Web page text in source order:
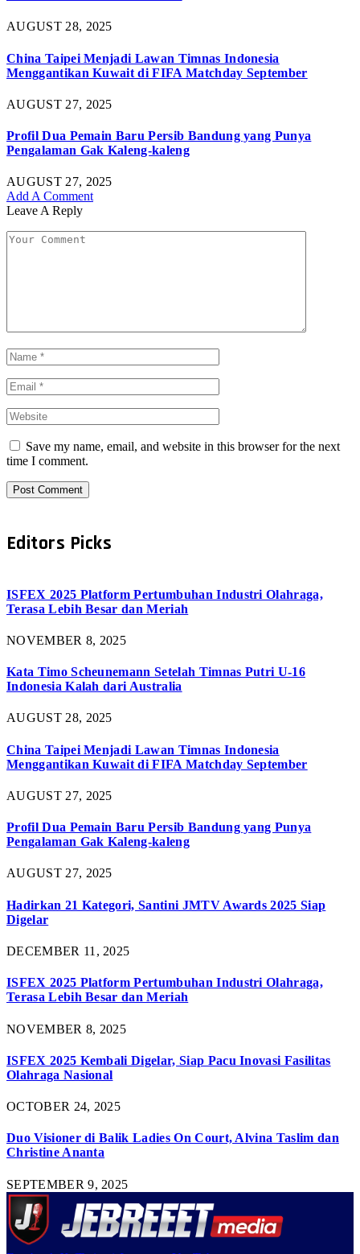
AUGUST 28, 2025
China Taipei Menjadi Lawan Timnas Indonesia
Menggantikan Kuwait di FIFA Matchday September
AUGUST 27, 2025
Profil Dua Pemain Baru Persib Bandung yang Punya
Pengalaman Gak Kaleng-kaleng
AUGUST 27, 2025
Add A Comment
Leave A Reply
Save my name, email, and website in this browser for the next
time I comment.
Editors Picks
ISFEX 2025 Platform Pertumbuhan Industri Olahraga,
Terasa Lebih Besar dan Meriah
NOVEMBER 8, 2025
Kata Timo Scheunemann Setelah Timnas Putri U-16
Indonesia Kalah dari Australia
AUGUST 28, 2025
China Taipei Menjadi Lawan Timnas Indonesia
Menggantikan Kuwait di FIFA Matchday September
AUGUST 27, 2025
Profil Dua Pemain Baru Persib Bandung yang Punya
Pengalaman Gak Kaleng-kaleng
AUGUST 27, 2025
Hadirkan 21 Kategori, Santini JMTV Awards 2025 Siap
Digelar
DECEMBER 11, 2025
ISFEX 2025 Platform Pertumbuhan Industri Olahraga,
Terasa Lebih Besar dan Meriah
NOVEMBER 8, 2025
ISFEX 2025 Kembali Digelar, Siap Pacu Inovasi Fasilitas
Olahraga Nasional
OCTOBER 24, 2025
Duo Visioner di Balik Ladies On Court, Alvina Taslim dan
Christine Ananta
SEPTEMBER 9, 2025